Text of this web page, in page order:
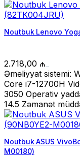
Noutbuk Lenovo
2.718,00 ₼
Əməliyyat sistemi:
Core i7-12700H
3050 Operativ
14.5 Zəmanət
Noutbuk ASUS
M00180)